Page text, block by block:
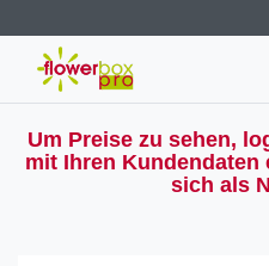
Um Preise zu sehen,
mit Ihren
sich als